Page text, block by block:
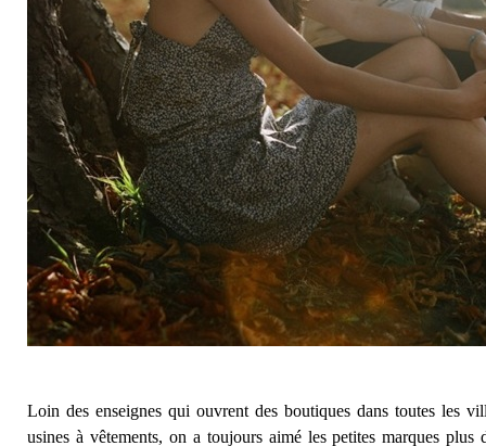
Loin des enseignes qui ouvrent des boutiques dans toutes les
usines à vêtements, on a toujours aimé les petites marques plus